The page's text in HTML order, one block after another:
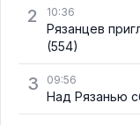
2 10:36
Рязанцев
(554)
3 09:56
Над Рязанью